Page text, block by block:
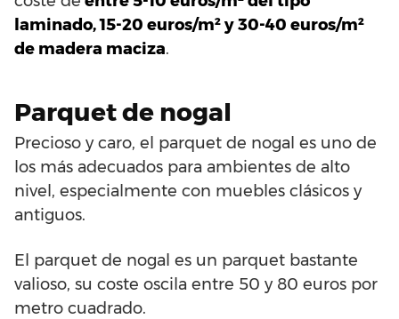
laminado, 15-20 euros/m² y 30-40 euros/m²
de madera maciza.
Parquet de nogal
Precioso y caro, el parquet de nogal es uno de
los más adecuados para ambientes de alto
nivel, especialmente con muebles clásicos y
antiguos.
El parquet de nogal es un parquet bastante
valioso, su coste oscila entre 50 y 80 euros por
metro cuadrado.